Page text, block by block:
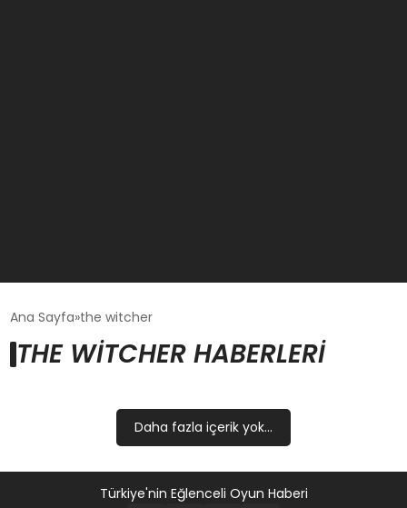
GÜNCEL
OYUN HABERLERI
EĞITIM
Ana Sayfa the witcher
THE WITCHER HABERLERI
Daha fazla içerik yok...
Türkiye'nin Eğlenceli Oyun Haberi